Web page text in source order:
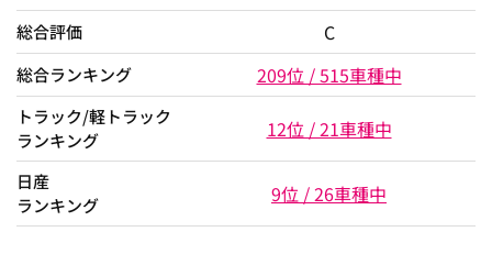
総合評価 C
総合ランキング 209位 / 515車種中
トラック/軽トラック
ランキング
12位 / 21車種中
日産
ランキング
9位 / 26車種中